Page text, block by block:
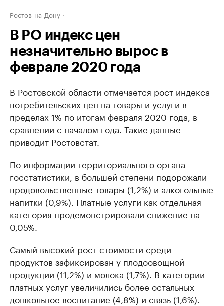
Ростов-на-Дону
В РО индекс цен
незначительно вырос в
феврале 2020 года
В Ростовской области отмечается рост индекса
потребительских цен на товары и услуги в
пределах 1% по итогам февраля 2020 года, в
сравнении с началом года. Такие данные
приводит Ростовстат.
По информации территориального органа
госстатистики, в большей степени подорожали
продовольственные товары (1,2%) и алкогольные
напитки (0,9%). Платные услуги как отдельная
категория продемонстрировали снижение на
0,05%.
Самый высокий рост стоимости среди
продуктов зафиксирован у плодоовощной
продукции (11,2%) и молока (1,7%). В категории
платных услуг увеличились более остальных
дошкольное воспитание (4,8%) и связь (1,6%).